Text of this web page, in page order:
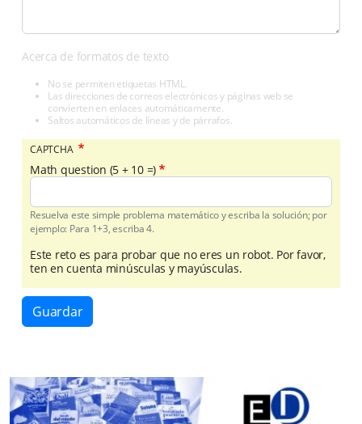
Acerca de formatos de texto
No se permiten etiquetas HTML.
Las direcciones de correos electrónicos y páginas web se
convierten en enlaces automáticamente.
Saltos automáticos de líneas y de párrafos.
CAPTCHA
Math question (5 + 10 =)
Resuelva este simple problema matemático y escriba la solución; por
ejemplo: Para 1+3, escriba 4.
Este reto es para probar que no eres un robot. Por favor,
ten en cuenta minúsculas y mayúsculas.
Guardar